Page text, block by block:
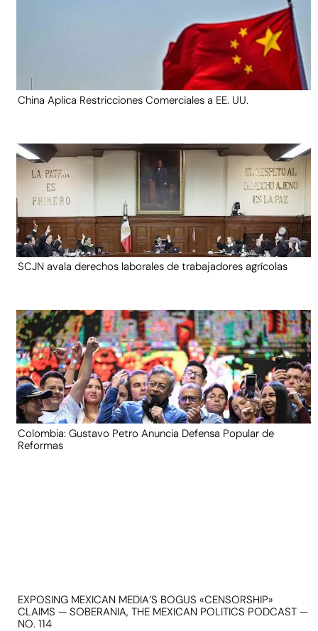
China Aplica Restricciones Comerciales a EE. UU.
SCJN avala derechos laborales de trabajadores agrícolas
Colombia: Gustavo Petro Anuncia Defensa Popular de
Reformas
EXPOSING MEXICAN MEDIA’S BOGUS «CENSORSHIP»
CLAIMS — SOBERANIA, THE MEXICAN POLITICS PODCAST —
NO. 114